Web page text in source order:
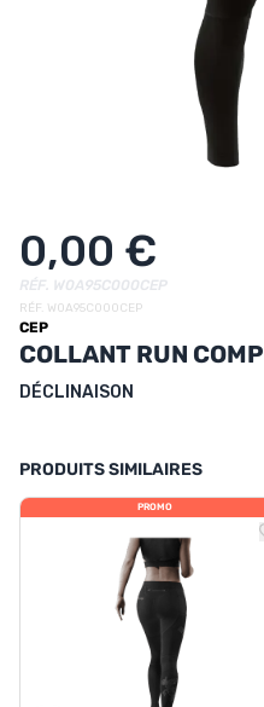
MES FAVORIS
LE BLOG DES TONTONS
CONTACT
0,00 €
RÉF. W0A95C000CEP
RÉF. W0A95C000CEP
CEP
COLLANT RUN
DÉCLINAISON
PRODUITS SIMILAIRES
PROMO